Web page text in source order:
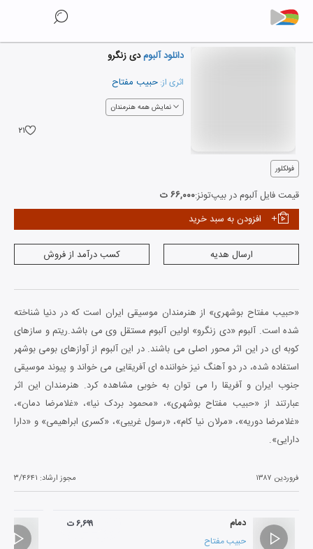
دانلود آلبومدی زنگرو
اثری از: حبیب مفتاح
نمایش همه هنرمندان
۲۱
فولکلور
قیمت فایل آلبوم در بیپ‌تونز:۶۶,۰۰۰ ت
افزودن به سبد خرید
ارسال هدیه کسب درآمد از فروش
«حبیب مفتاح بوشهری» از هنرمندان موسیقی ایران است که در دنیا شناخته
شده است. آلبوم «دی زنگرو» اولین آلبوم مستقل وی می باشد.ریتم و سازهای
کوبه ای در این اثر محور اصلی می باشند. در این آلبوم از آوازهای بومی بوشهر
استفاده شده، در دو آهنگ نیز خواننده ای آفریقایی می خواند و پیوند موسیقی
جنوب ایران و آفریقا را می توان به خوبی مشاهده کرد. هنرمندان این اثر
عبارتند از «حبیب مفتاح بوشهری»، «محمود بردک نیا»، «غلامرضا دمان»،
«غلامرضا دوریه»، «مرلان نیا کام»، «رسول غریبی»، «کسری ابراهیمی» و «دارا
دارایی».
فروردین ۱۳۸۷ مجوز ارشاد: ۳/۴۶۴۱
دمام
حبیب مفتاح
۶,۶۹۹ ت